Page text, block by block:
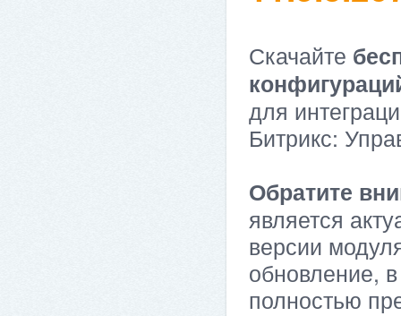
Скачайте
для
Битрикс:
Обратите
является
версии
обновление,
полностью